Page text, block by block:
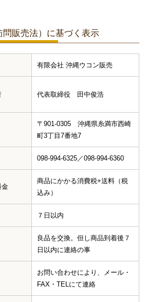
販売法）に基づく表示
有限会社 沖縄ウコン販売
代表取締役 田中俊浩
〒901-0305 沖縄県糸満市西崎
町3丁目7番地7
098-994-6325／098-994-6360
金
商品にかかる消費税+送料（税
込み）
７日以内
良品を交換。但し商品到着後７
日以内に連絡の事
お問い合わせにより、メール・
FAX・TELにて連絡